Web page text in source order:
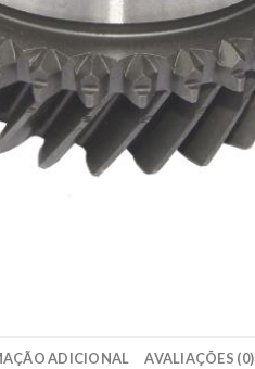
ADICIONAL AVALIAÇÕES (0)